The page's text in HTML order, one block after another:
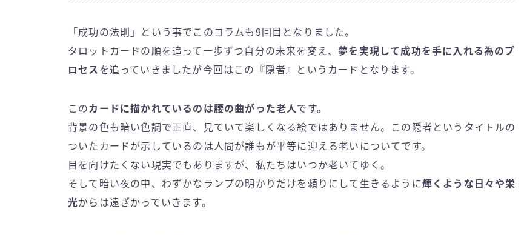
「成功の法則」という事でこのコラムも9回目となりました。
タロットカードの順を追って一歩ずつ自分の未来を変え、 夢を実現して成功を手に入れる為のプ
ロセス を追っていきましたが今回はこの『隠者』というカードとなります。
このカードに描かれているのは腰の曲がった老人 です。
背景の色も暗い色調で正直、見ていて楽しくなる絵ではありません。この隠者というタイトルの
ついたカードが示しているのは人間が誰もが平等に迎える老いについてです。
目を向けたくない現実でもありますが、私たちはいつか老いてゆく。
そして暗い夜の中、わずかなランプの明かりだけを頼りにして生きるように輝くような日々や栄
光からは遠ざかっていきます。